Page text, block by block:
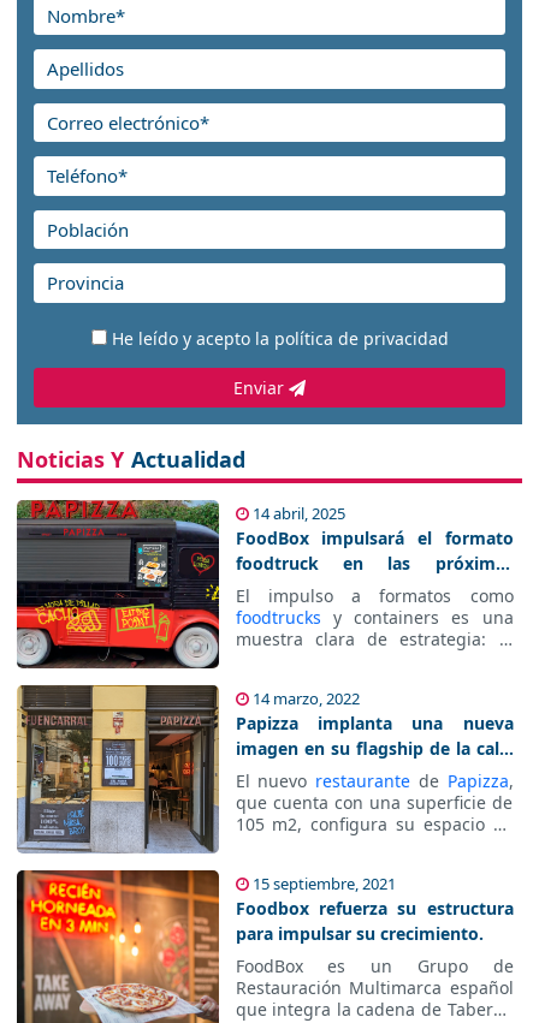
He leído y acepto la política de privacidad
Enviar
Noticias Y Actualidad
14 abril, 2025
FoodBox impulsará el formato
foodtruck en las próximas
aperturas de Papizza
El impulso a formatos como
foodtrucks y containers es una
muestra clara de estrategia: la
cosas, donde se generan
experiencias.
14 marzo, 2022
Papizza implanta una nueva
imagen en su flagship de la calle
Fuencarral de Madrid.
El nuevo restaurantede Papizza,
que cuenta con una superficie de
105 m2, configura su espacio de
cliente, facilitando el disfrute
compartido con amigos o familia.
15 septiembre, 2021
Foodbox refuerza su estructura
para impulsar su crecimiento.
FoodBox es un Grupo de
Restauración Multimarca español
que integra la cadena de Taberna